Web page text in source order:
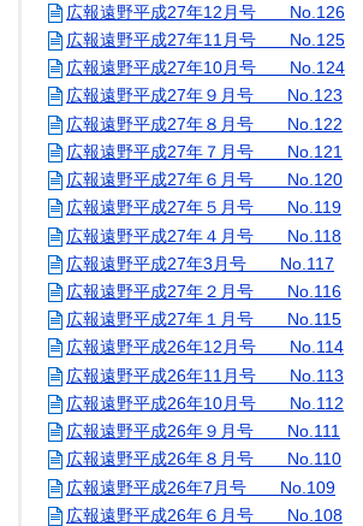
広報遠野平成27年12月号 No.126
広報遠野平成27年11月号 No.125
広報遠野平成27年10月号 No.124
広報遠野平成27年９月号 No.123
広報遠野平成27年８月号 No.122
広報遠野平成27年７月号 No.121
広報遠野平成27年６月号 No.120
広報遠野平成27年５月号 No.119
広報遠野平成27年４月号 No.118
広報遠野平成27年3月号 No.117
広報遠野平成27年２月号 No.116
広報遠野平成27年１月号 No.115
広報遠野平成26年12月号 No.114
広報遠野平成26年11月号 No.113
広報遠野平成26年10月号 No.112
広報遠野平成26年９月号 No.111
広報遠野平成26年８月号 No.110
広報遠野平成26年7月号 No.109
広報遠野平成26年６月号 No.108